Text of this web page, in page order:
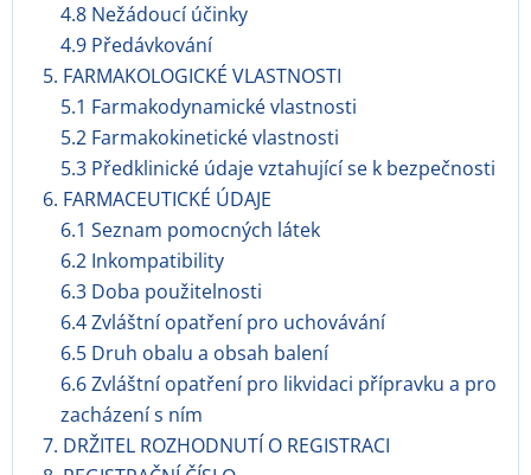
4.8 Nežádoucí účinky
4.9 Předávkování
5. FARMAKOLOGICKÉ VLASTNOSTI
5.1 Farmakodynamické vlastnosti
5.2 Farmakokinetické vlastnosti
5.3 Předklinické údaje vztahující se k bezpečnosti
6. FARMACEUTICKÉ ÚDAJE
6.1 Seznam pomocných látek
6.2 Inkompatibility
6.3 Doba použitelnosti
6.4 Zvláštní opatření pro uchovávání
6.5 Druh obalu a obsah balení
6.6 Zvláštní opatření pro likvidaci přípravku a pro
zacházení s ním
7. DRŽITEL ROZHODNUTÍ O REGISTRACI